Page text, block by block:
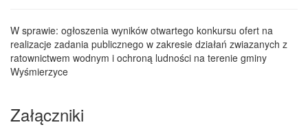
W sprawie: ogłoszenia wyników otwartego konkursu ofert na
realizacje zadania publicznego w zakresie działań zwiazanych z
ratownictwem wodnym i ochroną ludności na terenie gminy
Wyśmierzyce
Załączniki